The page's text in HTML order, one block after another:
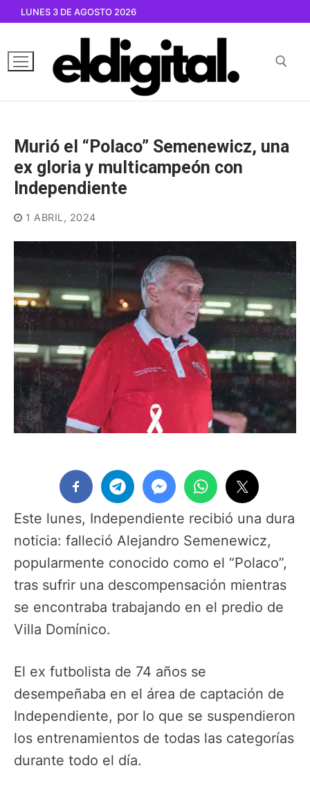
contenido
LUNES 3 DE AGOSTO 2026
Murió el “Polaco” Semenewicz, una
ex gloria y multicampeón con
Independiente
1 ABRIL, 2024
Este lunes, Independiente recibió una dura
noticia: falleció Alejandro Semenewicz,
popularmente conocido como el “Polaco”,
tras sufrir una descompensación mientras
se encontraba trabajando en el predio de
Villa Domínico.
El ex futbolista de 74 años se
desempeñaba en el área de captación de
Independiente, por lo que se suspendieron
los entrenamientos de todas las categorías
durante todo el día.